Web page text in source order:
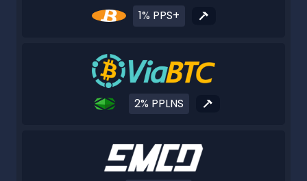
1% PPS+
2% PPLNS